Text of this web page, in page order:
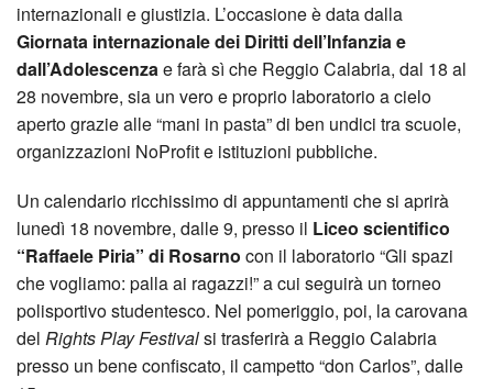
internazionali e giustizia. L’occasione è data dalla
Giornata internazionale dei Diritti dell’Infanzia e
dall’Adolescenzae farà sì che Reggio Calabria, dal 18 al
28 novembre, sia un vero e proprio laboratorio a cielo
aperto grazie alle “mani in pasta” di ben undici tra scuole,
organizzazioni NoProfit e istituzioni pubbliche.
Un calendario ricchissimo di appuntamenti che si aprirà
lunedì 18 novembre, dalle 9, presso il Liceo scientifico
“Raffaele Piria” di Rosarno con il laboratorio “Gli spazi
che vogliamo: palla ai ragazzi!” a cui seguirà un torneo
polisportivo studentesco. Nel pomeriggio, poi, la carovana
del Rights Play Festivalsi trasferirà a Reggio Calabria
presso un bene confiscato, il campetto “don Carlos”, dalle